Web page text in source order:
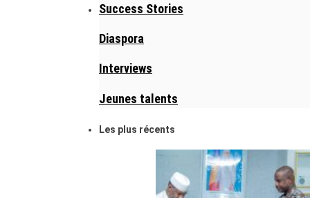
Success Stories
Diaspora
Interviews
Jeunes talents
Les plus récents